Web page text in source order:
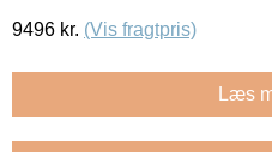
9496 kr. (Vis fragtpris)
Læs